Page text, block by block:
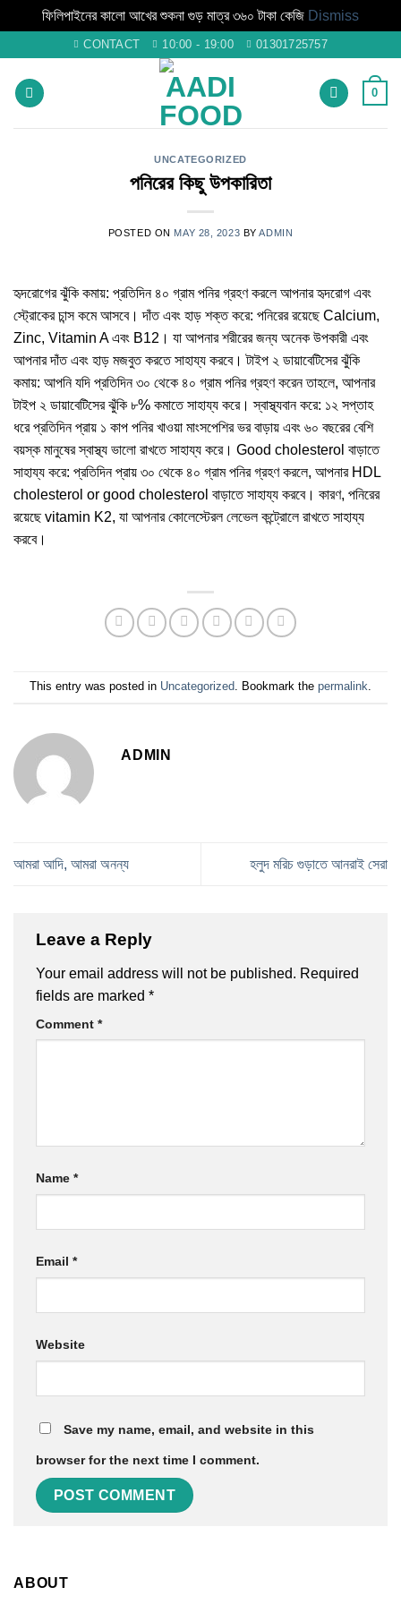
ফিলিপাইনের কালো আখের শুকনা গুড় মাত্র ৩৬০ টাকা কেজি Dismiss
content
CONTACT 10:00 - 19:00 01301725757
0
UNCATEGORIZED
পনিরের কিছু উপকারিতা
POSTED ON MAY 28, 2023 BYADMIN
হৃদরোগের ঝুঁকি কমায়: প্রতিদিন ৪০ গ্রাম পনির গ্রহণ করলে আপনার হৃদরোগ এবং
স্ট্রোকের চান্স কমে আসবে। দাঁত এবং হাড় শক্ত করে: পনিরের রয়েছে Calcium,
Zinc, Vitamin A এবং B12। যা আপনার শরীরের জন্য অনেক উপকারী এবং
আপনার দাঁত এবং হাড় মজবুত করতে সাহায্য করবে। টাইপ ২ ডায়াবেটিসের ঝুঁকি
কমায়: আপনি যদি প্রতিদিন ৩০ থেকে ৪০ গ্রাম পনির গ্রহণ করেন তাহলে, আপনার
টাইপ ২ ডায়াবেটিসের ঝুঁকি ৮% কমাতে সাহায্য করে। স্বাস্থ্যবান করে: ১২ সপ্তাহ
ধরে প্রতিদিন প্রায় ১ কাপ পনির খাওয়া মাংসপেশির ভর বাড়ায় এবং ৬০ বছরের বেশি
বয়স্ক মানুষের স্বাস্থ্য ভালো রাখতে সাহায্য করে। Good cholesterol বাড়াতে
সাহায্য করে: প্রতিদিন প্রায় ৩০ থেকে ৪০ গ্রাম পনির গ্রহণ করলে, আপনার HDL
cholesterol or good cholesterol বাড়াতে সাহায্য করবে। কারণ, পনিরের
রয়েছে vitamin K2, যা আপনার কোলেস্টেরল লেভেল কন্ট্রোলে রাখতে সাহায্য
করবে।
This entry was posted in Uncategorized . Bookmark the permalink
ADMIN
আমরা আদি, আমরা অনন্য হলুদ মরিচ গুড়াতে আনরাই সেরা
Leave a Reply
Your email address will not be published. Required
fields are marked *
Comment *
Name *
Email *
Website
Save my name, email, and website in this
browser for the next time I comment.
ABOUT